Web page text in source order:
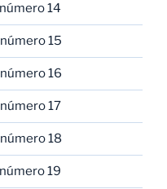
14
15
16
17
18
19